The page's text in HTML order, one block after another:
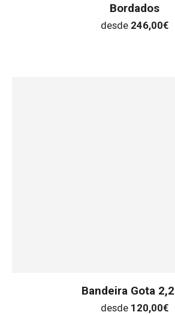
Bordados
desde 246,00€
Bandeira Gota
desde 120,00€